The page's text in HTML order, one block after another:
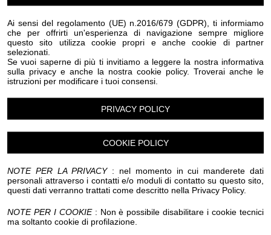
Ai sensi del regolamento (UE) n.2016/679 (GDPR), ti informiamo
che per offrirti un'esperienza di navigazione sempre migliore
questo sito utilizza cookie propri e anche cookie di partner
selezionati.
Se vuoi saperne di più ti invitiamo a leggere la nostra informativa
sulla privacy e anche la nostra cookie policy. Troverai anche le
istruzioni per modificare i tuoi consensi.
PRIVACY POLICY
COOKIE POLICY
NOTE PER LA PRIVACY: nel momento in cui manderete dati
personali attraverso i contatti e/o moduli di contatto su questo sito,
questi dati verranno trattati come descritto nella Privacy Policy.
NOTE PER I COOKIE: Non è possibile disabilitare i cookie tecnici
ma soltanto cookie di profilazione.
Luogo dell'evento su Google Maps
Condividi:
TigullioEXPO26
Manifestazione che giunge quest’anno alla 25a edizione
e conferma la
partecipazione di numerosi espositori locali e nazionali
quali eccellenze di Artigianato, Enogastronomia,
Arredo Casa/Giardino , Benessere, Tecnologia e
sostenibilità e Promozione Turistica.